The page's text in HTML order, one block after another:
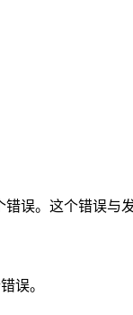
误。这个错误与
误。